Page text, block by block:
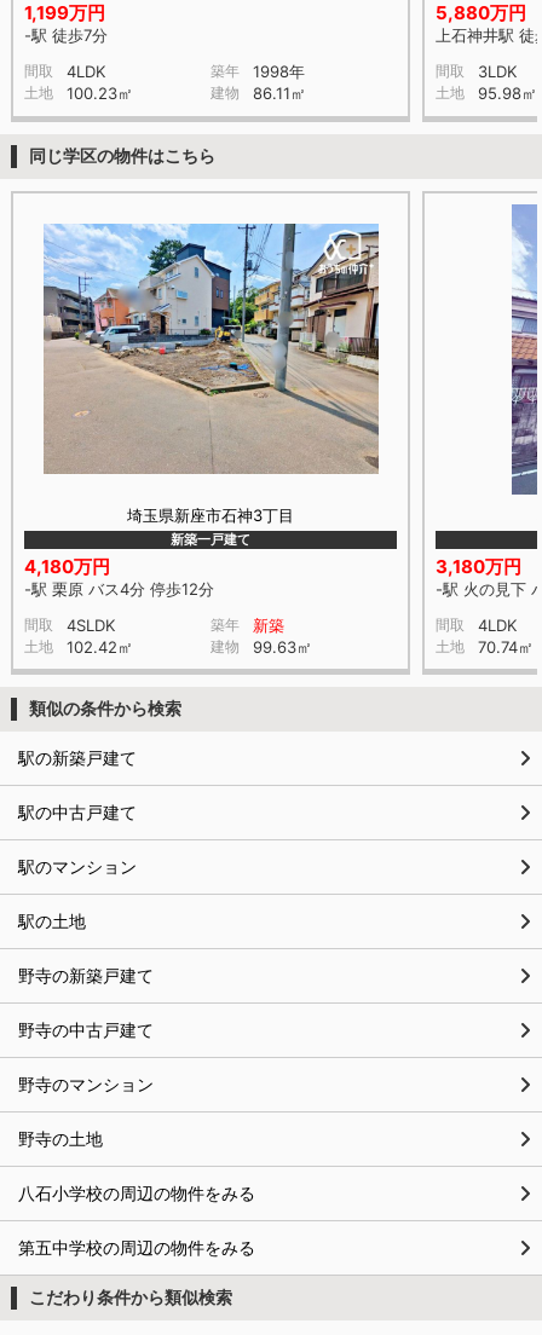
1,199万円
-駅 徒歩7分
間取 4LDK 築年 1998年
土地 100.23㎡ 建物 86.11㎡
5,880万円
上石神井駅 徒
間取 3LDK
土地 95.98㎡
同じ学区の物件はこちら
埼玉県新座市石神3丁目
新築一戸建て
4,180万円
-駅 栗原 バス4分 停歩12分
間取 4SLDK 築年 新築
土地 102.42㎡ 建物 99.63㎡
3,180万円
-駅 火の見下
間取 4LDK
土地 70.74㎡
類似の条件から検索
駅の新築戸建て
駅の中古戸建て
駅のマンション
駅の土地
野寺の新築戸建て
野寺の中古戸建て
野寺のマンション
野寺の土地
八石小学校の周辺の物件をみる
第五中学校の周辺の物件をみる
こだわり条件から類似検索